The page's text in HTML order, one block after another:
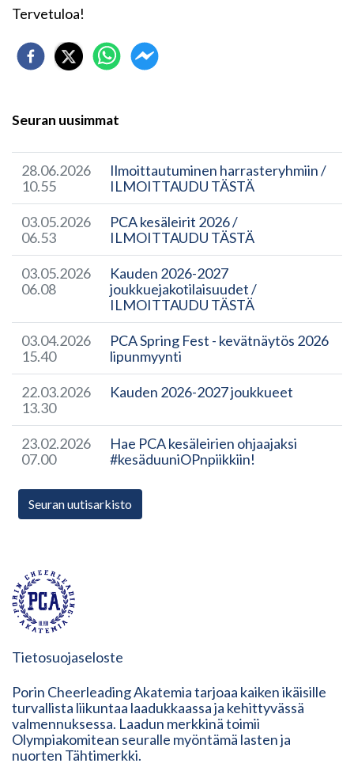
Tervetuloa!
Seuran uusimmat
28.06.2026
10.55
Ilmoittautuminen harrasteryhmiin /
ILMOITTAUDU TÄSTÄ
03.05.2026
06.53
PCA kesäleirit 2026 /
ILMOITTAUDU TÄSTÄ
03.05.2026
06.08
Kauden 2026-2027
joukkuejakotilaisuudet /
ILMOITTAUDU TÄSTÄ
03.04.2026
15.40
PCA Spring Fest - kevätnäytös 2026
lipunmyynti
22.03.2026
13.30
Kauden 2026-2027 joukkueet
23.02.2026
07.00
Hae PCA kesäleirien ohjaajaksi
#kesäduuniOPnpiikkiin!
Seuran uutisarkisto
Tietosuojaseloste
Porin Cheerleading Akatemia tarjoaa kaiken ikäisille
turvallista liikuntaa laadukkaassa ja kehittyvässä
valmennuksessa. Laadun merkkinä toimii
Olympiakomitean seuralle myöntämä lasten ja
nuorten Tähtimerkki.